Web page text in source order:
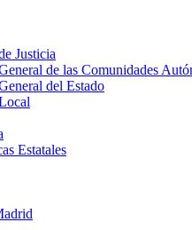
Justicia
de las Comunidades
del Estado
Estatales